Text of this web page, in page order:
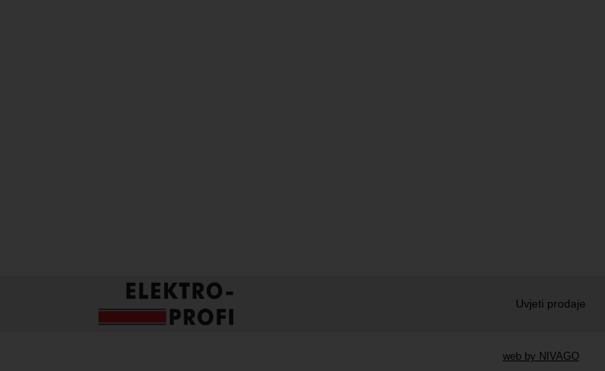
Uvjeti prodaje
web by NIVAGO